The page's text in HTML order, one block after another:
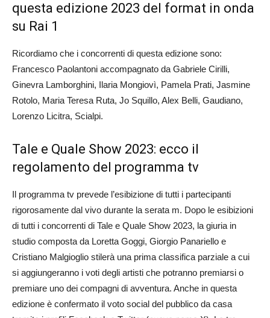
questa edizione 2023 del format in onda
su Rai 1
Ricordiamo che i concorrenti di questa edizione sono:
Francesco Paolantoni accompagnato da Gabriele Cirilli,
Ginevra Lamborghini, Ilaria Mongiovì, Pamela Prati, Jasmine
Rotolo, Maria Teresa Ruta, Jo Squillo, Alex Belli, Gaudiano,
Lorenzo Licitra, Scialpi.
Tale e Quale Show 2023: ecco il
regolamento del programma tv
Il programma tv prevede l’esibizione di tutti i partecipanti
rigorosamente dal vivo durante la serata m. Dopo le esibizioni
di tutti i concorrenti di Tale e Quale Show 2023, la giuria in
studio composta da Loretta Goggi, Giorgio Panariello e
Cristiano Malgioglio stilerà una prima classifica parziale a cui
si aggiungeranno i voti degli artisti che potranno premiarsi o
premiare uno dei compagni di avventura. Anche in questa
edizione è confermato il voto social del pubblico da casa